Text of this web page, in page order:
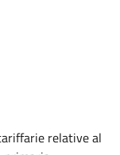
relative al